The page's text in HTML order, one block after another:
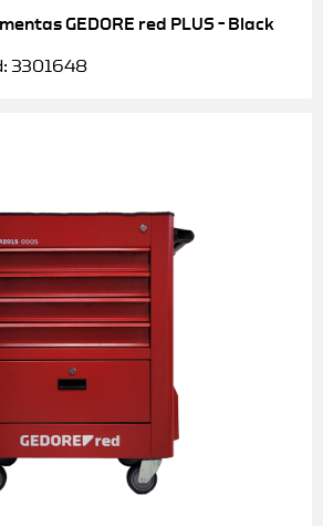
GEDORE red PLUS – Black
3301648